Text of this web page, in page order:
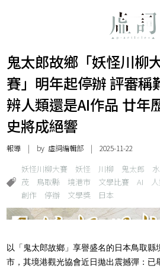
鬼太郎故鄉「妖怪川柳
賽」明年起停辦 評審稱
辨人類還是AI作品 廿年
史將成絕響
報導 | by 虛詞編輯部 | 2025-11-22
妖怪川柳大賽 妖怪 川柳 鬼太郎
茂
鳥取縣 境港市 文學比賽 AI
創作
停辦 文學獎 日本
以「鬼太郎故鄉」享譽盛名的日本鳥取縣
市，其境港觀光協會近日拋出震撼彈：已